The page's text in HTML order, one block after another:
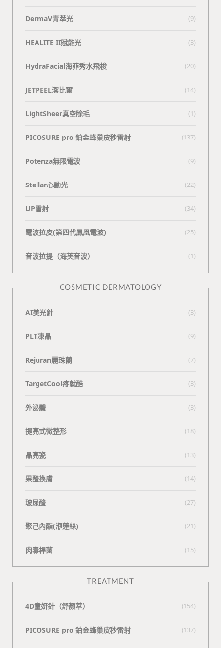
DermaV青萃光 (9)
HEALITE II賦能光 (3)
HydraFacial海菲秀水飛梭 (20)
JETPEEL潔比爾 (14)
LightSheer真空除毛 (1)
PICOSURE pro 鉑金蜂巢皮秒雷射 (137)
Potenza無限電波 (9)
Stellar心動光 (22)
UP雷射 (34)
電波拉皮(第四代鳳凰電波) (25)
⾳波拉提（海芙⾳波） (1)
COSMETIC DERMATOLOGY
AI美光針 (3)
PLT凍晶 (9)
Rejuran麗珠蘭 (7)
TargetCool疼就酷 (3)
外泌體 (3)
提亮式微整形 (18)
晶亮瓷 (13)
果酸換膚 (14)
玻尿酸 (27)
聚己內酯(洢蓮絲) (21)
肉毒桿菌 (15)
TREATMENT
4D童妍針（舒顏萃） (154)
PICOSURE pro 鉑金蜂巢皮秒雷射 (137)